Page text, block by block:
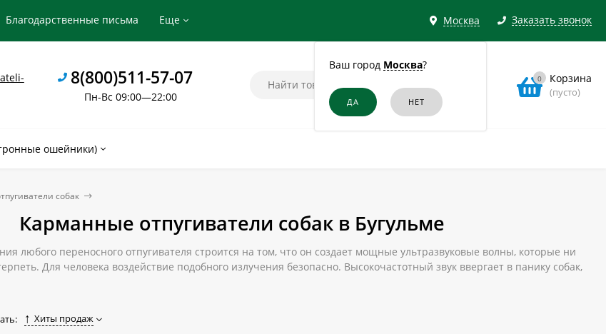
Москва
Ваш город Москва?
Заказать звонок
Благодарственные письма Еще
8(800)511-57-07
Пн-Вс 09:00—22:00
0 Корзина
(пусто)
ошейники)
собак
Карманные отпугиватели собак в Бугульме
любого переносного отпугивателя строится на том, что он создает мощные ультразвуковые волны, которые ни
Для человека воздействие подобного излучения безопасно. Высокочастотный звук ввергает в панику собак,
уменьшенной силе воздействия прибор подходит для использования в качестве средства для дрессировки
карманный отпугиватель собак по доступной цене в Бугульме можно, сделав заказ в нашем интернет-
Хиты продаж